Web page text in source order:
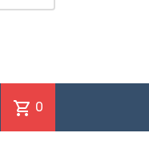
shopping_cart 0